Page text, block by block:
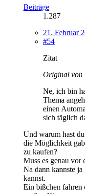
Beiträge
1.287
21. Februar
#54
Zitat
Original von
Ne, ich bin
Thema
einen
sich täglich
Und warum hast
die Möglichkeit
zu kaufen?
Muss es genau vor
Na dann kannste
kannst.
Ein bißchen fahren